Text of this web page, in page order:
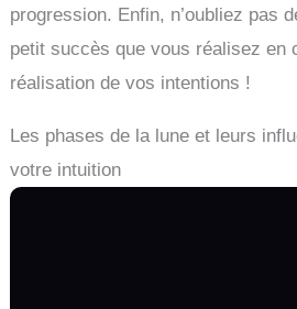
progression. Enfin, n’oubliez pas
petit succès que vous réalisez en
réalisation de vos intentions !
Les phases de la lune et leurs
votre intuition